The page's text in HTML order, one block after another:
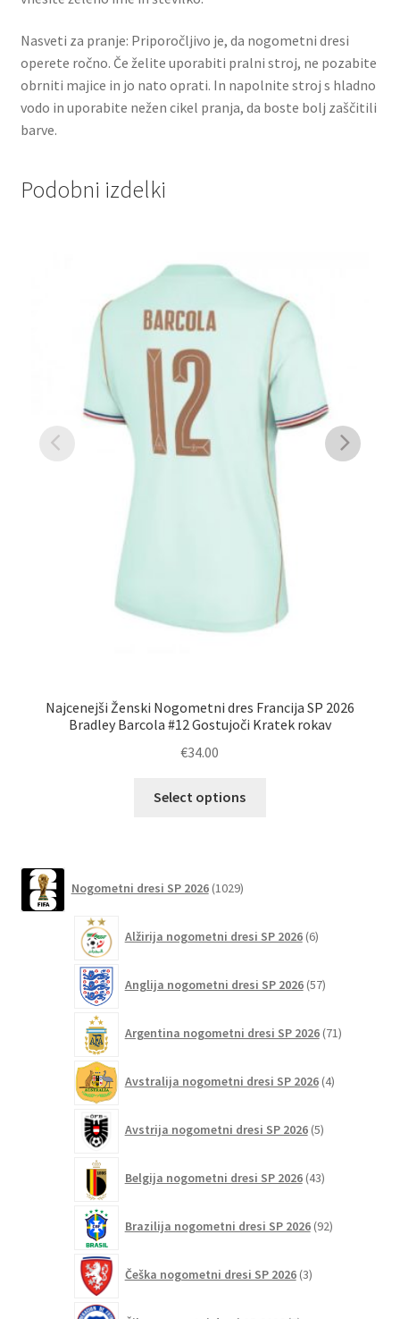
Nasveti za pranje: Priporočljivo je, da nogometni dresi
operete ročno. Če želite uporabiti pralni stroj, ne pozabite
obrniti majice in jo nato oprati. In napolnite stroj s hladno
vodo in uporabite nežen cikel pranja, da boste bolj zaščitili
barve.
Podobni izdelki
Najcenejši Ženski Nogometni dres Francija SP 2026
Bradley Barcola #12 Gostujoči Kratek rokav
€34.00
Select options
izberete
strani
Nogometni dresi SP 2026 1029izdelkov
Alžirija nogometni dresi SP 2026 6izdelkov
Anglija nogometni dresi SP 2026 57izdelkov
Argentina nogometni dresi SP 2026 71izdelkov
Avstralija nogometni dresi SP 2026 4izdelki
Avstrija nogometni dresi SP 2026 5izdelkov
Belgija nogometni dresi SP 2026 43izdelkov
Brazilija nogometni dresi SP 2026 92izdelkov
Češka nogometni dresi SP 2026 3izdelki